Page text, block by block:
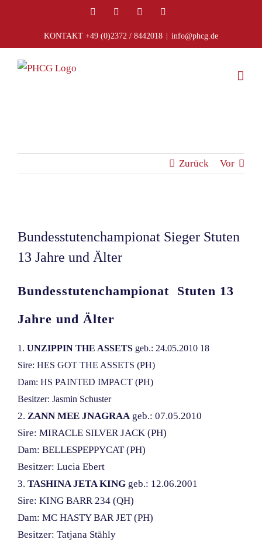
FacebookInstagram
KONTAKT +49 (0)2372 / 8442018 info@phcg.de
Zurück Vor
grösseres
Bild
Bundesstutenchampionat Sieger Stuten
13 Jahre und Älter
Bundesstutenchampionat Stuten 13
Jahre und Älter
1. UNZIPPIN THE ASSETS geb.: 24.05.2010 18
Sire: HES GOT THE ASSETS (PH)
Dam: HS PAINTED IMPACT (PH)
Besitzer: Jasmin Schuster
2. ZANN MEE JNAGRAAgeb.: 07.05.2010
Sire: MIRACLE SILVER JACK (PH)
Dam: BELLESPEPPYCAT (PH)
Besitzer: Lucia Ebert
3. TASHINA JETA KING geb.: 12.06.2001
Sire: KING BARR 234 (QH)
Dam: MC HASTY BAR JET (PH)
Besitzer: Tatjana Stähly